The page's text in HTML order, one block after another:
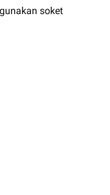
soket